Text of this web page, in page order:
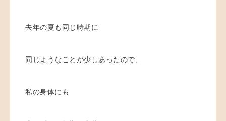
去年の夏も同じ時期に
同じようなことが少しあったので、
私の身体にも